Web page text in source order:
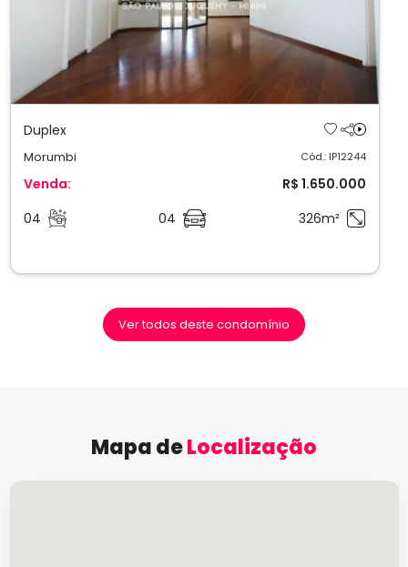
Duplex
Morumbi Cód.: IP12244
Venda:
R$ 1.650.000
04
04 326m²
Ver todos deste condomínio
Mapa deLocalização